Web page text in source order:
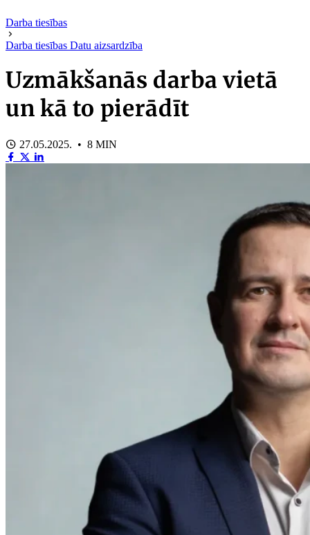
Darba tiesības
Darba tiesības Datu aizsardzība
Uzmākšanās darba vietā
un kā to pierādīt
27.05.2025. • 8 MIN